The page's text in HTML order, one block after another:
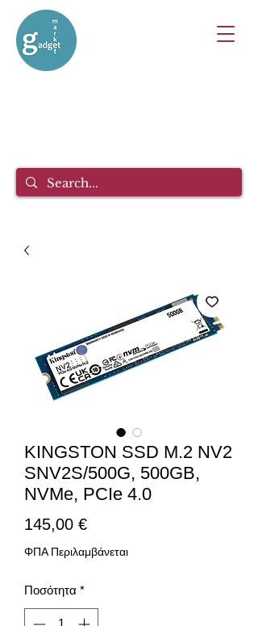
KINGSTON SSD M.2 NV2
SNV2S/500G, 500GB,
NVMe, PCIe 4.0
145,00 €Τιμή
ΦΠΑ Περιλαμβάνεται
Ποσότητα *